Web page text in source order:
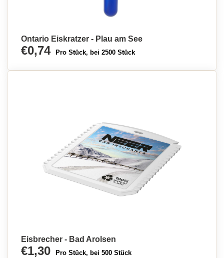
Ontario Eiskratzer - Plau am See
€0,74 Pro Stück, bei 2500 Stück
Eisbrecher - Bad Arolsen
€1,30 Pro Stück, bei 500 Stück